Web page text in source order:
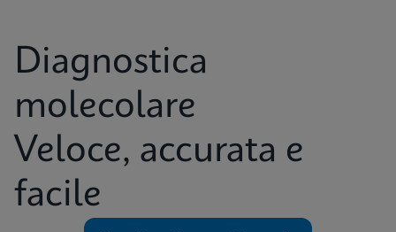
Diagnostica
molecolare
Veloce, accurata e
facile